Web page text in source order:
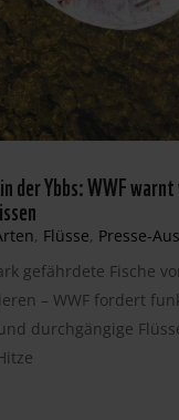
der Ybbs: WWF
, Flüsse, Presse-
gefährdete Fische
– WWF fordert
durchgängige